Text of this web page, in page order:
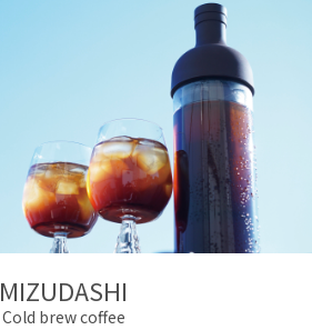
MIZUDASHI
Cold brew coffee